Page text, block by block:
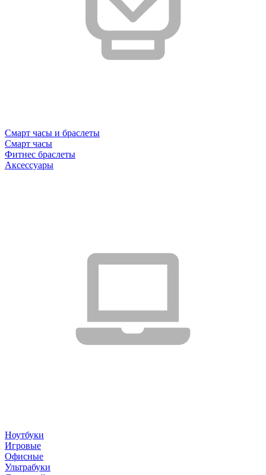
Смарт часы и браслеты
Смарт часы
Фитнес браслеты
Аксессуары
Ноутбуки
Игровые
Офисные
Ультрабуки